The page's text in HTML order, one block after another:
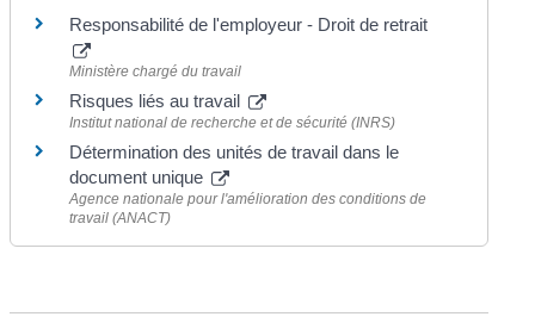
Responsabilité de l'employeur - Droit de retrait
Ministère chargé du travail
Risques liés au travail
Institut national de recherche et de sécurité (INRS)
Détermination des unités de travail dans le
document unique
Agence nationale pour l'amélioration des conditions de
travail (ANACT)